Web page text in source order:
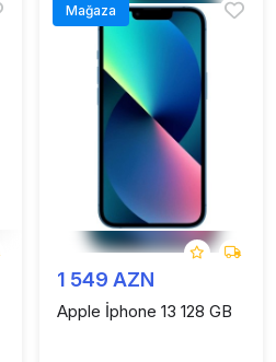
Mağaza
1 549 AZN
Apple İphone 13 128 GB